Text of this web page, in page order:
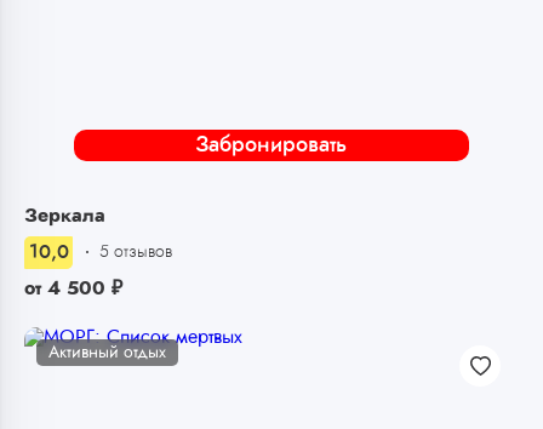
Забронировать
Зеркала
10,0
5 отзывов
от 4 500 ₽
Активный отдых